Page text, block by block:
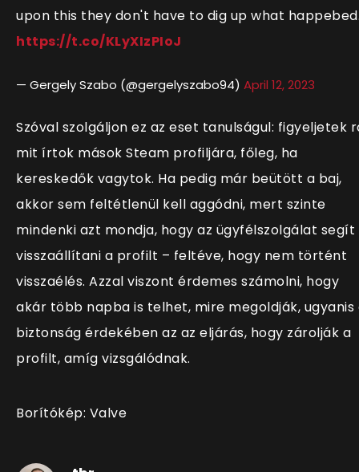
upon this they don't have to dig up what
https://t.co/KLyXIzPIoJ
— Gergely Szabo (@gergelyszabo94) April 12, 2023
Szóval szolgáljon ez az eset tanulságul: figyeljetek
mit írtok mások Steam profiljára, főleg, ha
kereskedők vagytok. Ha pedig már beütött a baj,
akkor sem feltétlenül kell aggódni, mert szinte
mindenki azt mondja, hogy az ügyfélszolgálat segít
visszaállítani a profilt – feltéve, hogy nem történt
visszaélés. Azzal viszont érdemes számolni, hogy
akár több napba is telhet, mire megoldják, ugyanis
biztonság érdekében az az eljárás, hogy zárolják a
profilt, amíg vizsgálódnak.
Borítókép: Valve